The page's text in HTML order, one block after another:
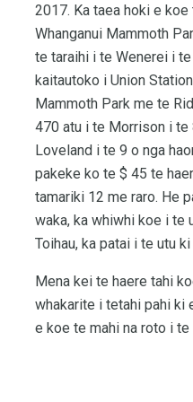
2017. Ka taea hoki e
Whanganui Mammoth
te taraihi i te Wenerei i
kaitautoko i Union
Mammoth Park me te
470 atu i te Morrison i te
Loveland i te 9 o nga
pakeke ko te $ 45 te
tamariki 12 me raro. He
waka, ka whiwhi koe i te
Toihau, ka patai i te utu
Mena kei te haere tahi
whakarite i tetahi pahi ki
e koe te mahi na roto i